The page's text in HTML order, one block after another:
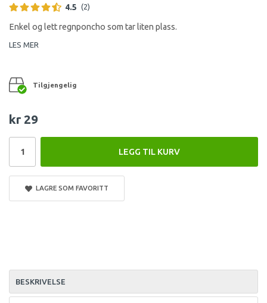
4.5 (2)
Enkel og lett regnponcho som tar liten plass.
LES MER
Tilgjengelig
kr 29
LEGG TIL KURV
LAGRE SOM FAVORITT
BESKRIVELSE